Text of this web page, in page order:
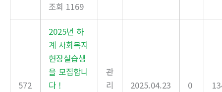
조회 1169
572
2025년 하
계 사회복지
현장실습생
을 모집합니
다 !
관
리
2025.04.23 0